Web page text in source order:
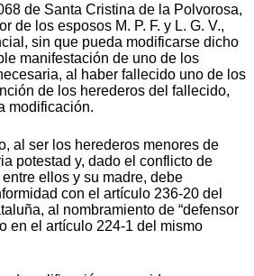
de Santa Cristina de la Polvorosa,
de los esposos M. P. F. y L. G. V.,
sin que pueda modificarse dicho
manifestación de uno de los
al haber fallecido uno de los
de los herederos del fallecido,
modificación.
al ser los herederos menores de
potestad y, dado el conflicto de
ellos y su madre, debe
con el artículo 236-20 del
al nombramiento de “defensor
en el artículo 224-1 del mismo